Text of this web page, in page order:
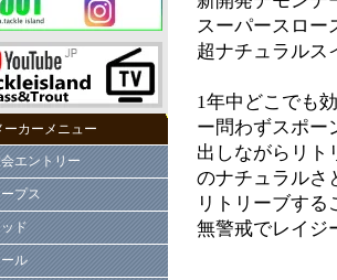
カーメニュー
会エントリー
ープス
ッド
ール
スーパースロー
超ナチュラルス
1年中どこでも
ー問わずスポー
出しながらリト
のナチュラルさ
リトリーブす
無警戒でレイジ